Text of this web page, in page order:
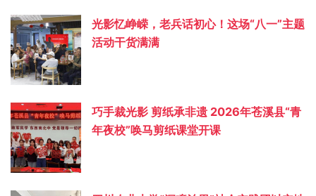
光影忆峥嵘，老兵话初心！这场“八一”主题
活动干货满满
巧手裁光影 剪纸承非遗 2026年苍溪县“青
年夜校”唤马剪纸课堂开课